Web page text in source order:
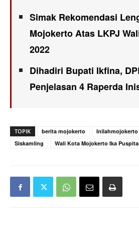
Simak Rekomendasi
Mojokerto Atas LKPJ
2022
Dihadiri Bupati Ikfina,
Penjelasan 4 Raperda
TOPIK berita mojokerto Inilahmojokerto
Siskamling
Wali Kota Mojokerto Ika